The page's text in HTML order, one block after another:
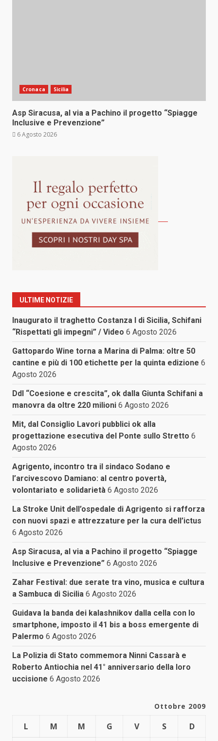
Cronaca Sicilia
Asp Siracusa, al via a Pachino il progetto “Spiagge
Inclusive e Prevenzione”
6 Agosto 2026
ULTIME NOTIZIE
Inaugurato il traghetto Costanza I di Sicilia, Schifani
“Rispettati gli impegni” / Video 6 Agosto 2026
Gattopardo Wine torna a Marina di Palma: oltre 50
cantine e più di 100 etichette per la quinta edizione 6
Agosto 2026
Ddl “Coesione e crescita”, ok dalla Giunta Schifani a
manovra da oltre 220 milioni 6 Agosto 2026
Mit, dal Consiglio Lavori pubblici ok alla
progettazione esecutiva del Ponte sullo Stretto 6
Agosto 2026
Agrigento, incontro tra il sindaco Sodano e
l’arcivescovo Damiano: al centro povertà,
volontariato e solidarietà 6 Agosto 2026
La Stroke Unit dell’ospedale di Agrigento si rafforza
con nuovi spazi e attrezzature per la cura dell’ictus
6 Agosto 2026
Asp Siracusa, al via a Pachino il progetto “Spiagge
Inclusive e Prevenzione” 6 Agosto 2026
Zahar Festival: due serate tra vino, musica e cultura
a Sambuca di Sicilia 6 Agosto 2026
Guidava la banda dei kalashnikov dalla cella con lo
smartphone, imposto il 41 bis a boss emergente di
Palermo 6 Agosto 2026
La Polizia di Stato commemora Ninni Cassarà e
Roberto Antiochia nel 41° anniversario della loro
uccisione 6 Agosto 2026
Ottobre 2009
L M M G V S
D